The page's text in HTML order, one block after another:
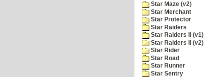
Star Maze (v2)
Star Merchant
Star Protector
Star Raiders
Star Raiders II (v1)
Star Raiders II (v2)
Star Rider
Star Road
Star Runner
Star Sentry